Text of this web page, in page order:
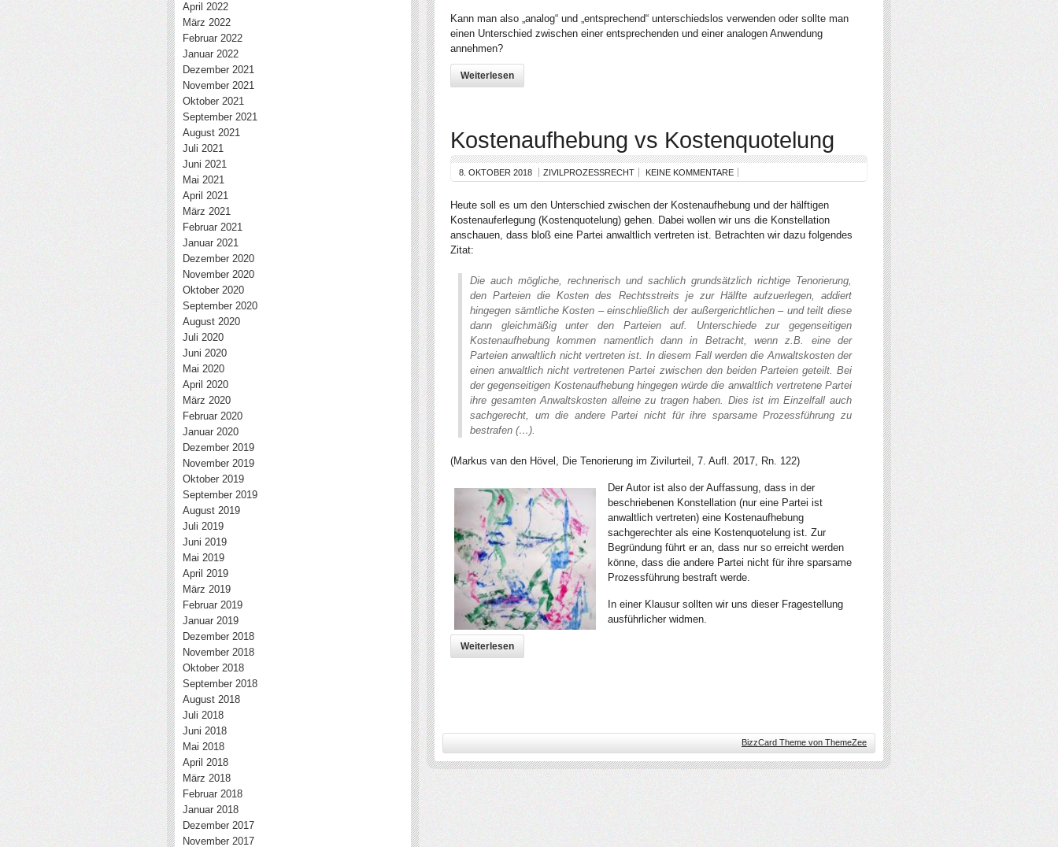
Kann man also „analog“ und „entsprechend“ unterschiedslos verwenden oder sollte man
einen Unterschied zwischen einer entsprechenden und einer analogen Anwendung
annehmen?
Weiterlesen
Kostenaufhebung vs Kostenquotelung
8. OKTOBER 2018 ZIVILPROZESSRECHT KEINE KOMMENTARE
Heute soll es um den Unterschied zwischen der Kostenaufhebung und der hälftigen
Kostenauferlegung (Kostenquotelung) gehen. Dabei wollen wir uns die Konstellation
anschauen, dass bloß eine Partei anwaltlich vertreten ist. Betrachten wir dazu folgendes
Zitat:
Die auch mögliche, rechnerisch und sachlich grundsätzlich richtige Tenorierung,
den Parteien die Kosten des Rechtsstreits je zur Hälfte aufzuerlegen, addiert
hingegen sämtliche Kosten – einschließlich der außergerichtlichen – und teilt diese
dann gleichmäßig unter den Parteien auf. Unterschiede zur gegenseitigen
Kostenaufhebung kommen namentlich dann in Betracht, wenn z.B. eine der
Parteien anwaltlich nicht vertreten ist. In diesem Fall werden die Anwaltskosten der
einen anwaltlich nicht vertretenen Partei zwischen den beiden Parteien geteilt. Bei
der gegenseitigen Kostenaufhebung hingegen würde die anwaltlich vertretene Partei
ihre gesamten Anwaltskosten alleine zu tragen haben. Dies ist im Einzelfall auch
sachgerecht, um die andere Partei nicht für ihre sparsame Prozessführung zu
bestrafen (…).
(Markus van den Hövel, Die Tenorierung im Zivilurteil, 7. Aufl. 2017, Rn. 122)
Der Autor ist also der Auffassung, dass in der
beschriebenen Konstellation (nur eine Partei ist
anwaltlich vertreten) eine Kostenaufhebung
sachgerechter als eine Kostenquotelung ist. Zur
Begründung führt er an, dass nur so erreicht werden
könne, dass die andere Partei nicht für ihre sparsame
Prozessführung bestraft werde.
In einer Klausur sollten wir uns dieser Fragestellung
ausführlicher widmen.
Weiterlesen
BizzCard Theme von ThemeZee
April 2022
März 2022
Februar 2022
Januar 2022
Dezember 2021
November 2021
Oktober 2021
September 2021
August 2021
Juli 2021
Juni 2021
Mai 2021
April 2021
März 2021
Februar 2021
Januar 2021
Dezember 2020
November 2020
Oktober 2020
September 2020
August 2020
Juli 2020
Juni 2020
Mai 2020
April 2020
März 2020
Februar 2020
Januar 2020
Dezember 2019
November 2019
Oktober 2019
September 2019
August 2019
Juli 2019
Juni 2019
Mai 2019
April 2019
März 2019
Februar 2019
Januar 2019
Dezember 2018
November 2018
Oktober 2018
September 2018
August 2018
Juli 2018
Juni 2018
Mai 2018
April 2018
März 2018
Februar 2018
Januar 2018
Dezember 2017
November 2017